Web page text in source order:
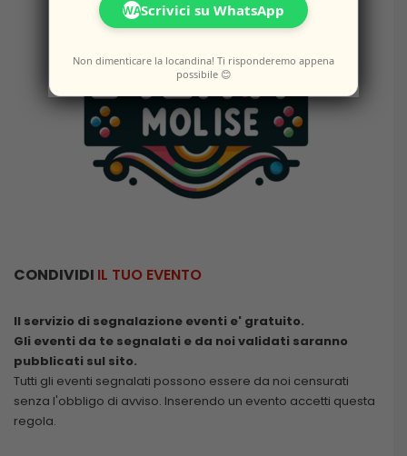
CONDIVIDI IL TUO EVENTO
Il servizio di segnalazione eventi e' gratuito.
Gli eventi da te segnalati e da noi validati saranno
pubblicati sul sito.
Tutti gli eventi segnalati possono essere da noi censurati
senza l'obbligo di avviso. Inserendo un evento accetti questa
regola.
WAScrivici su WhatsApp
Non dimenticare la locandina! Ti risponderemo appena
possibile 😊